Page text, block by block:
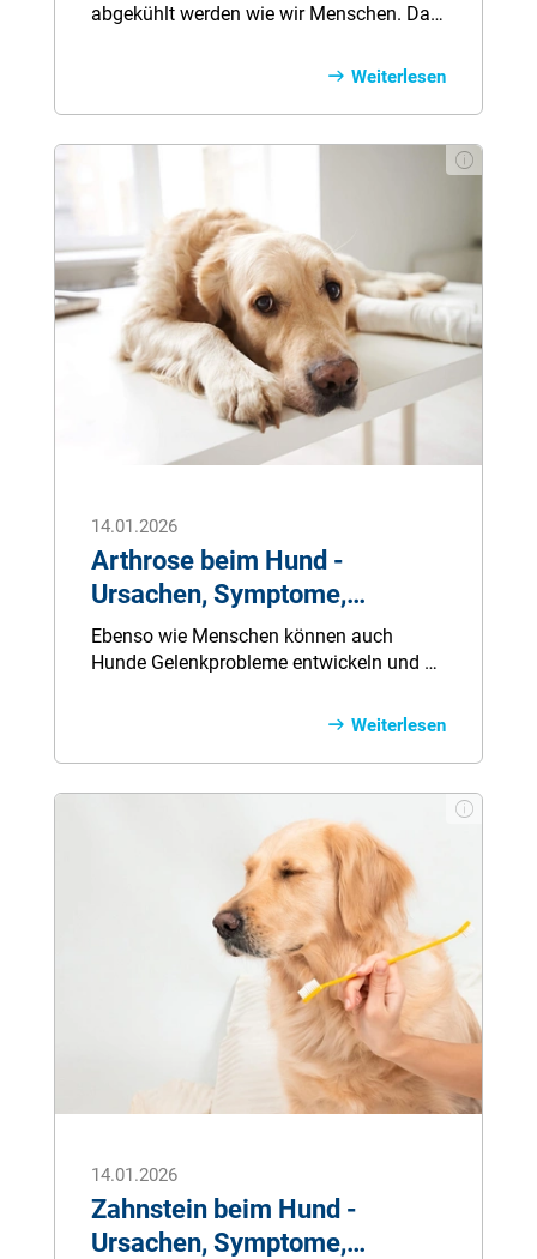
abgekühlt werden wie wir Menschen. Da
Schweißdrüsen besitzen, müssen
einiges beachten.
Weiterlesen
14.01.2026
Arthrose beim Hund -
Ursachen, Symptome,
Behandlung
Ebenso wie Menschen können auch
Hunde Gelenkprobleme entwickeln und an
erfahren Sie alles zu Ursachen,
beim Hund.
Weiterlesen
14.01.2026
Zahnstein beim Hund -
Ursachen, Symptome,